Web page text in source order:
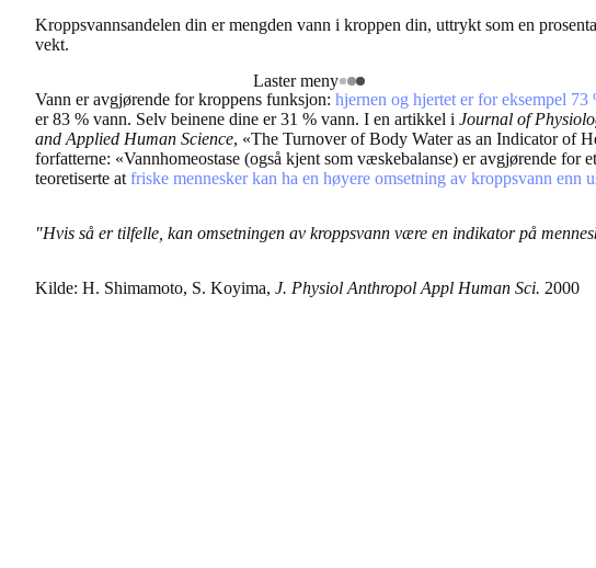
Laster meny
Kroppsvannsandelen din er mengden vann i kroppen din, uttrykt som en
vekt.
Vann er avgjørende for kroppens funksjon: hjernen og hjertet er for eksempel 73
er 83 % vann. Selv beinene dine er 31 % vann. I en artikkel i Journal of
and Applied Human Science, «The Turnover of Body Water as an Indicator of
forfatterne: «Vannhomeostase (også kjent som væskebalanse) er avgjørende for
teoretiserte at friske mennesker kan ha en høyere omsetning av kroppsvann enn
"Hvis så er tilfelle, kan omsetningen av kroppsvann være en indikator på
Kilde: H. Shimamoto, S. Koyima, J. Physiol Anthropol Appl Human Sci. 2000